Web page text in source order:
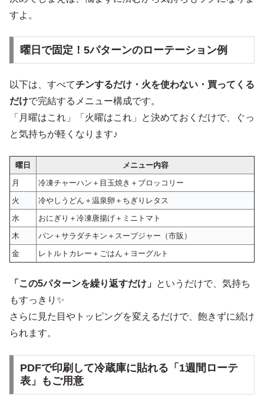
すよ。
曜日で固定！5パターンのローテーション例
以下は、すべてチンするだけ・火を使わない・買ってくる
だけで完結するメニュー構成です。
「月曜はこれ」「火曜はこれ」と決めておくだけで、ぐっ
と気持ちが軽くなります♪
曜日
メニュー内容
月
冷凍チャーハン＋目玉焼き＋ブロッコリー
火
冷やしうどん＋温泉卵＋ちぎりレタス
水
おにぎり＋冷凍唐揚げ＋ミニトマト
木
パン＋サラダチキン＋スープジャー（市販）
金
レトルトカレー＋ごはん＋ヨーグルト
「この5パターンを繰り返すだけ」 というだけで、気持ち
もすっきり✨
さらに見た目やトッピングを変えるだけで、飽きずに続け
られます。
PDFで印刷して冷蔵庫に貼れる「1週間ローテ
表」もご用意